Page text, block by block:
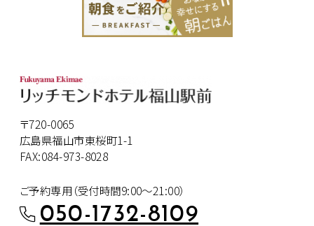
〒720-0065
広島県福山市東桜町1-1
FAX:084-973-8028
ご予約専用（受付時間9:00～21:00）
050-1732-8109